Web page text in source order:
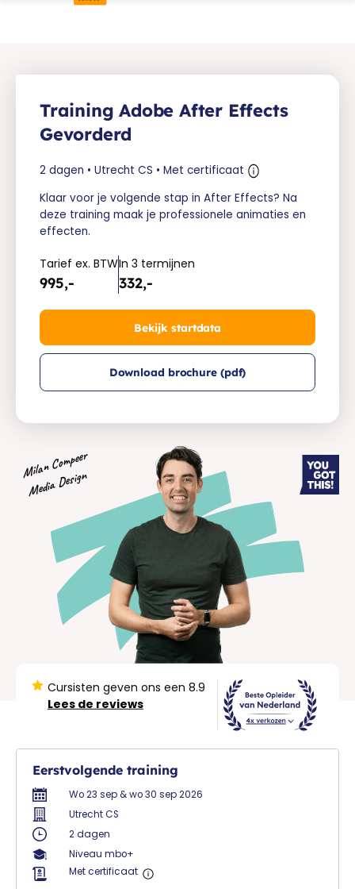
Training Adobe After Effects
Gevorderd
2 dagen • Utrecht CS • Met certificaat
Klaar voor je volgende stap in After Effects? Na
deze training maak je professionele animaties en
effecten.
Tarief ex. BTW
995,-
In 3 termijnen
332,-
Bekijk startdata
Download brochure (pdf)
Milan Compeer
Media Design
Cursisten geven ons een 8.9
Lees de reviews
Eerstvolgende training
Wo 23 sep & wo 30 sep 2026
Utrecht CS
2 dagen
Niveau mbo+
Met certificaat